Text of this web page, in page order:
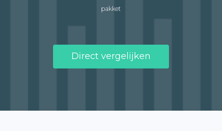
pakket
Direct vergelijken